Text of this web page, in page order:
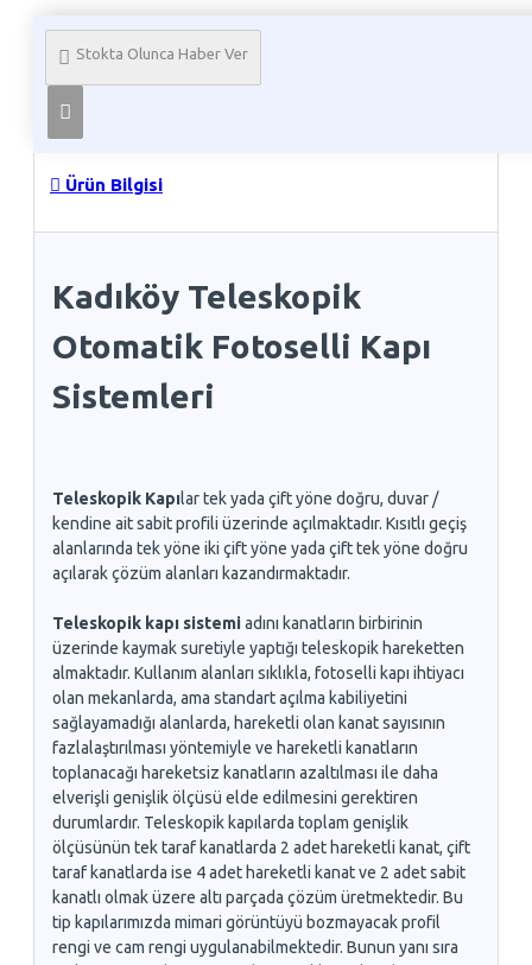
Stokta Olunca Haber Ver
Telefon İle Sipariş
Ürün Bilgisi
Kadıköy Teleskopik
Otomatik Fotoselli Kapı
Sistemleri
Teleskopik Kapılar tek yada çift yöne doğru, duvar /
kendine ait sabit profili üzerinde açılmaktadır. Kısıtlı geçiş
alanlarında tek yöne iki çift yöne yada çift tek yöne doğru
açılarak çözüm alanları kazandırmaktadır.
Teleskopik kapı sistemiadını kanatların birbirinin
üzerinde kaymak suretiyle yaptığı teleskopik hareketten
almaktadır. Kullanım alanları sıklıkla, fotoselli kapı ihtiyacı
olan mekanlarda, ama standart açılma kabiliyetini
sağlayamadığı alanlarda, hareketli olan kanat sayısının
fazlalaştırılması yöntemiyle ve hareketli kanatların
toplanacağı hareketsiz kanatların azaltılması ile daha
elverişli genişlik ölçüsü elde edilmesini gerektiren
durumlardır. Teleskopik kapılarda toplam genişlik
ölçüsünün tek taraf kanatlarda 2 adet hareketli kanat, çift
taraf kanatlarda ise 4 adet hareketli kanat ve 2 adet sabit
kanatlı olmak üzere altı parçada çözüm üretmektedir. Bu
tip kapılarımızda mimari görüntüyü bozmayacak profil
rengi ve cam rengi uygulanabilmektedir. Bunun yanı sıra